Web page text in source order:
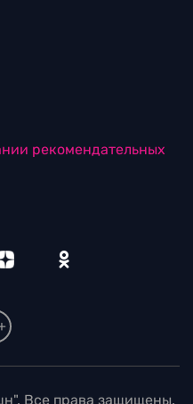
рекомендательных
Все права защищены.